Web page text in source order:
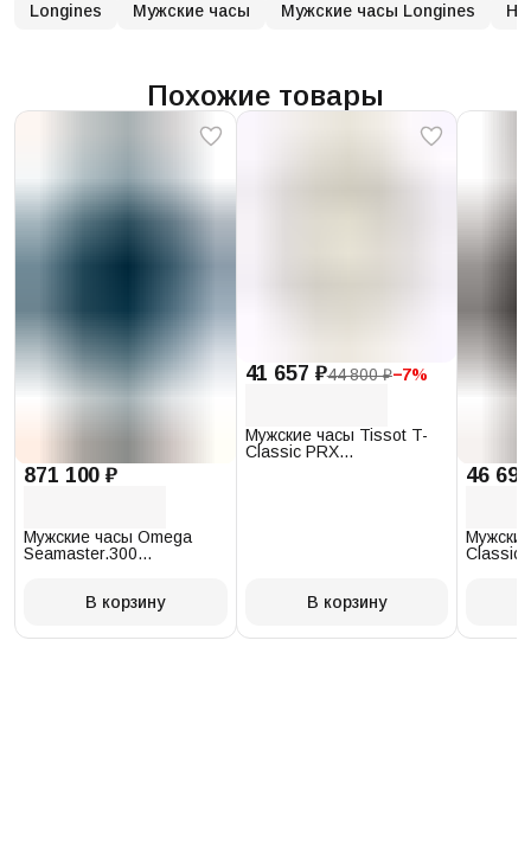
Longines Мужские часы Мужские часы Longines
Похожие товары
871 100 ₽
Мужские часы Omega
Seamaster.300
В корзину
41 657 ₽44 800 ₽−7%
Мужские часы Tissot T-
Classic PRX
В корзину
46
Classic